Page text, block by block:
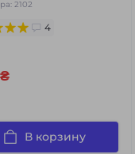
2102
4
В корзину